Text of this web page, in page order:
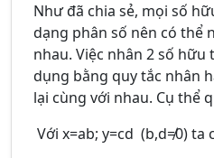
Như đã chia sẻ, mọi số
dạng phân số nên có thể
nhau. Việc nhân 2 số hữu
dụng bằng quy tắc nhân
lại cùng với nhau. Cụ thể
Với x=ab; y=cd (b,d≠0) ta